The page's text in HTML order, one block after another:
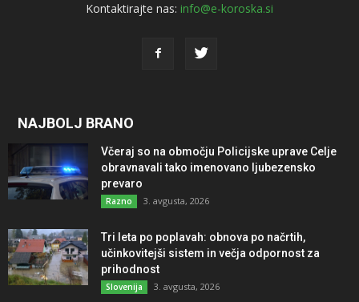
Kontaktirajte nas: info@e-koroska.si
NAJBOLJ BRANO
Včeraj so na območju Policijske uprave Celje
obravnavali tako imenovano ljubezensko
prevaro
Razno 3. avgusta, 2026
Tri leta po poplavah: obnova po načrtih,
učinkovitejši sistem in večja odpornost za
prihodnost
Slovenija 3. avgusta, 2026